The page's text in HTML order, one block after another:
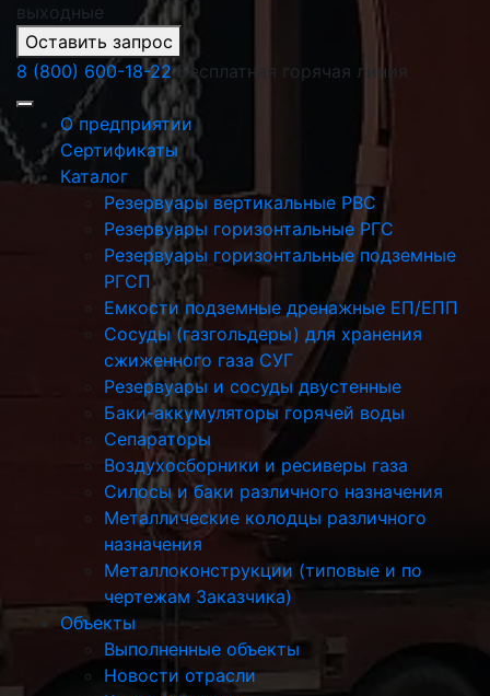
выходные
Оставить запрос
8 (800) 600-18-22 Бесплатная горячая линия
О предприятии
Сертификаты
Каталог
Резервуары вертикальные РВС
Резервуары горизонтальные РГС
Резервуары горизонтальные подземные
РГСП
Емкости подземные дренажные ЕП/ЕПП
Сосуды (газгольдеры) для хранения
сжиженного газа СУГ
Резервуары и сосуды двустенные
Баки-аккумуляторы горячей воды
Сепараторы
Воздухосборники и ресиверы газа
Силосы и баки различного назначения
Металлические колодцы различного
назначения
Металлоконструкции (типовые и по
чертежам Заказчика)
Объекты
Выполненные объекты
Новости отрасли